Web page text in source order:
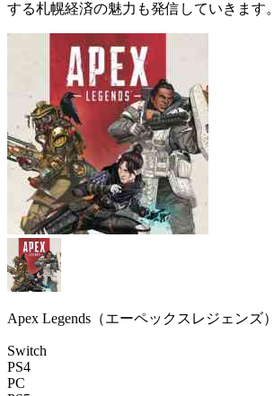
する札幌経済の魅力も発信していきます。
Apex Legends（エーペックスレジェンズ）
Switch
PS4
PC